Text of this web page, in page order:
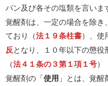
パン及び各その塩類を言いま
覚醒剤は、一定の場合を除
ており（法１９条柱書）、使
反となり、１０年以下の懲役
（法４１条の３第１項１号）
覚醒剤の「使用 」とは、覚